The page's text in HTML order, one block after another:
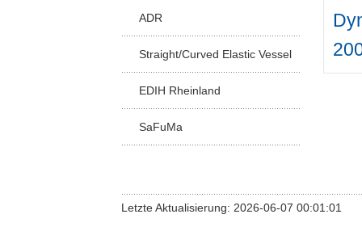
ADR
Straight/Curved Elastic Vessel
EDIH Rheinland
SaFuMa
Letzte Aktualisierung: 2026-06-07 00:01:01